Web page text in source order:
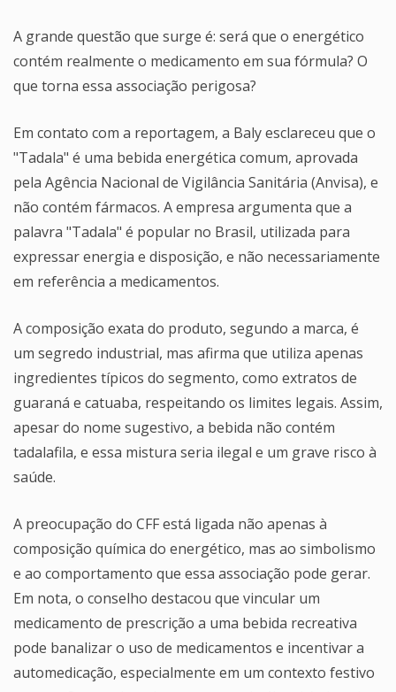
A grande questão que surge é: será que o energético
contém realmente o medicamento em sua fórmula? O
que torna essa associação perigosa?
Em contato com a reportagem, a Baly esclareceu que o
"Tadala" é uma bebida energética comum, aprovada
pela Agência Nacional de Vigilância Sanitária (Anvisa), e
não contém fármacos. A empresa argumenta que a
palavra "Tadala" é popular no Brasil, utilizada para
expressar energia e disposição, e não necessariamente
em referência a medicamentos.
A composição exata do produto, segundo a marca, é
um segredo industrial, mas afirma que utiliza apenas
ingredientes típicos do segmento, como extratos de
guaraná e catuaba, respeitando os limites legais. Assim,
apesar do nome sugestivo, a bebida não contém
tadalafila, e essa mistura seria ilegal e um grave risco à
saúde.
A preocupação do CFF está ligada não apenas à
composição química do energético, mas ao simbolismo
e ao comportamento que essa associação pode gerar.
Em nota, o conselho destacou que vincular um
medicamento de prescrição a uma bebida recreativa
pode banalizar o uso de medicamentos e incentivar a
automedicação, especialmente em um contexto festivo